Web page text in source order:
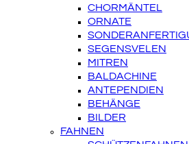
CHORMÄNTEL
ORNATE
SEGENSVELEN
MITREN
BALDACHINE
ANTEPENDIEN
BEHÄNGE
BILDER
FAHNEN